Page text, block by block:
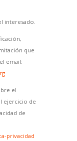
interesado.
que
email:
el
ejercicio de
de
privacidad